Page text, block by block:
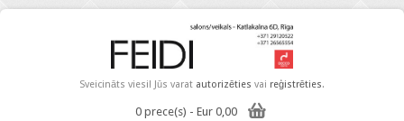
Sveicināts viesi! Jūs varat autorizēties vai reģistrēties.
0 prece(s) - Eur 0,00